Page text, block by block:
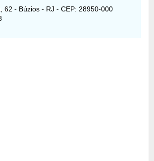
62 - Búzios - RJ - CEP: 28950-000